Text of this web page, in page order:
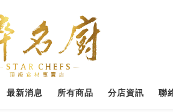
最新消息 所有商品 分店資訊 聯